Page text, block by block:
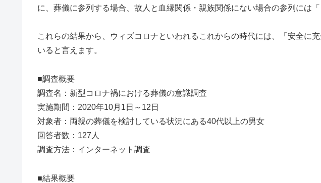
に、葬儀に参列する場合、故人と血縁関係・親族関係にない場合の参列には
これらの結果から、ウィズコロナといわれるこれからの時代には、「安全に
いると言えます。
■調査概要
調査名：新型コロナ禍における葬儀の意識調査
実施期間：2020年10月1日～12日
対象者：両親の葬儀を検討している状況にある40代以上の男女
回答者数：127人
調査方法：インターネット調査
■結果概要